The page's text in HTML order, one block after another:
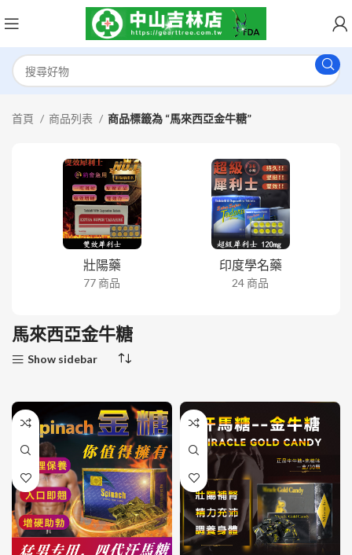
首頁 商品列表 商品標籤為 “馬來西亞金牛糖”
壯陽藥
77 商品
印度學名藥
24 商品
馬來西亞金牛糖
Show sidebar